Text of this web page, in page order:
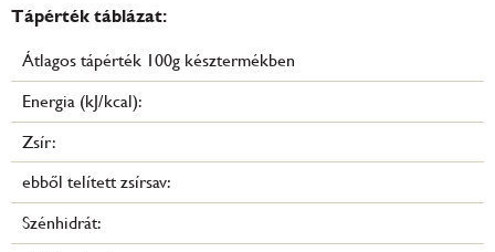
Tápérték táblázat:
Átlagos tápérték 100g késztermékben
Energia (kJ/kcal):
Zsír:
ebből telített zsírsav:
Szénhidrát: